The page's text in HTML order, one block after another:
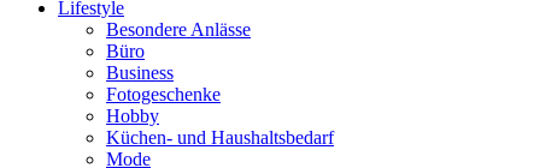
Lifestyle
Besondere Anlässe
Büro
Business
Fotogeschenke
Hobby
Küchen- und Haushaltsbedarf
Mode